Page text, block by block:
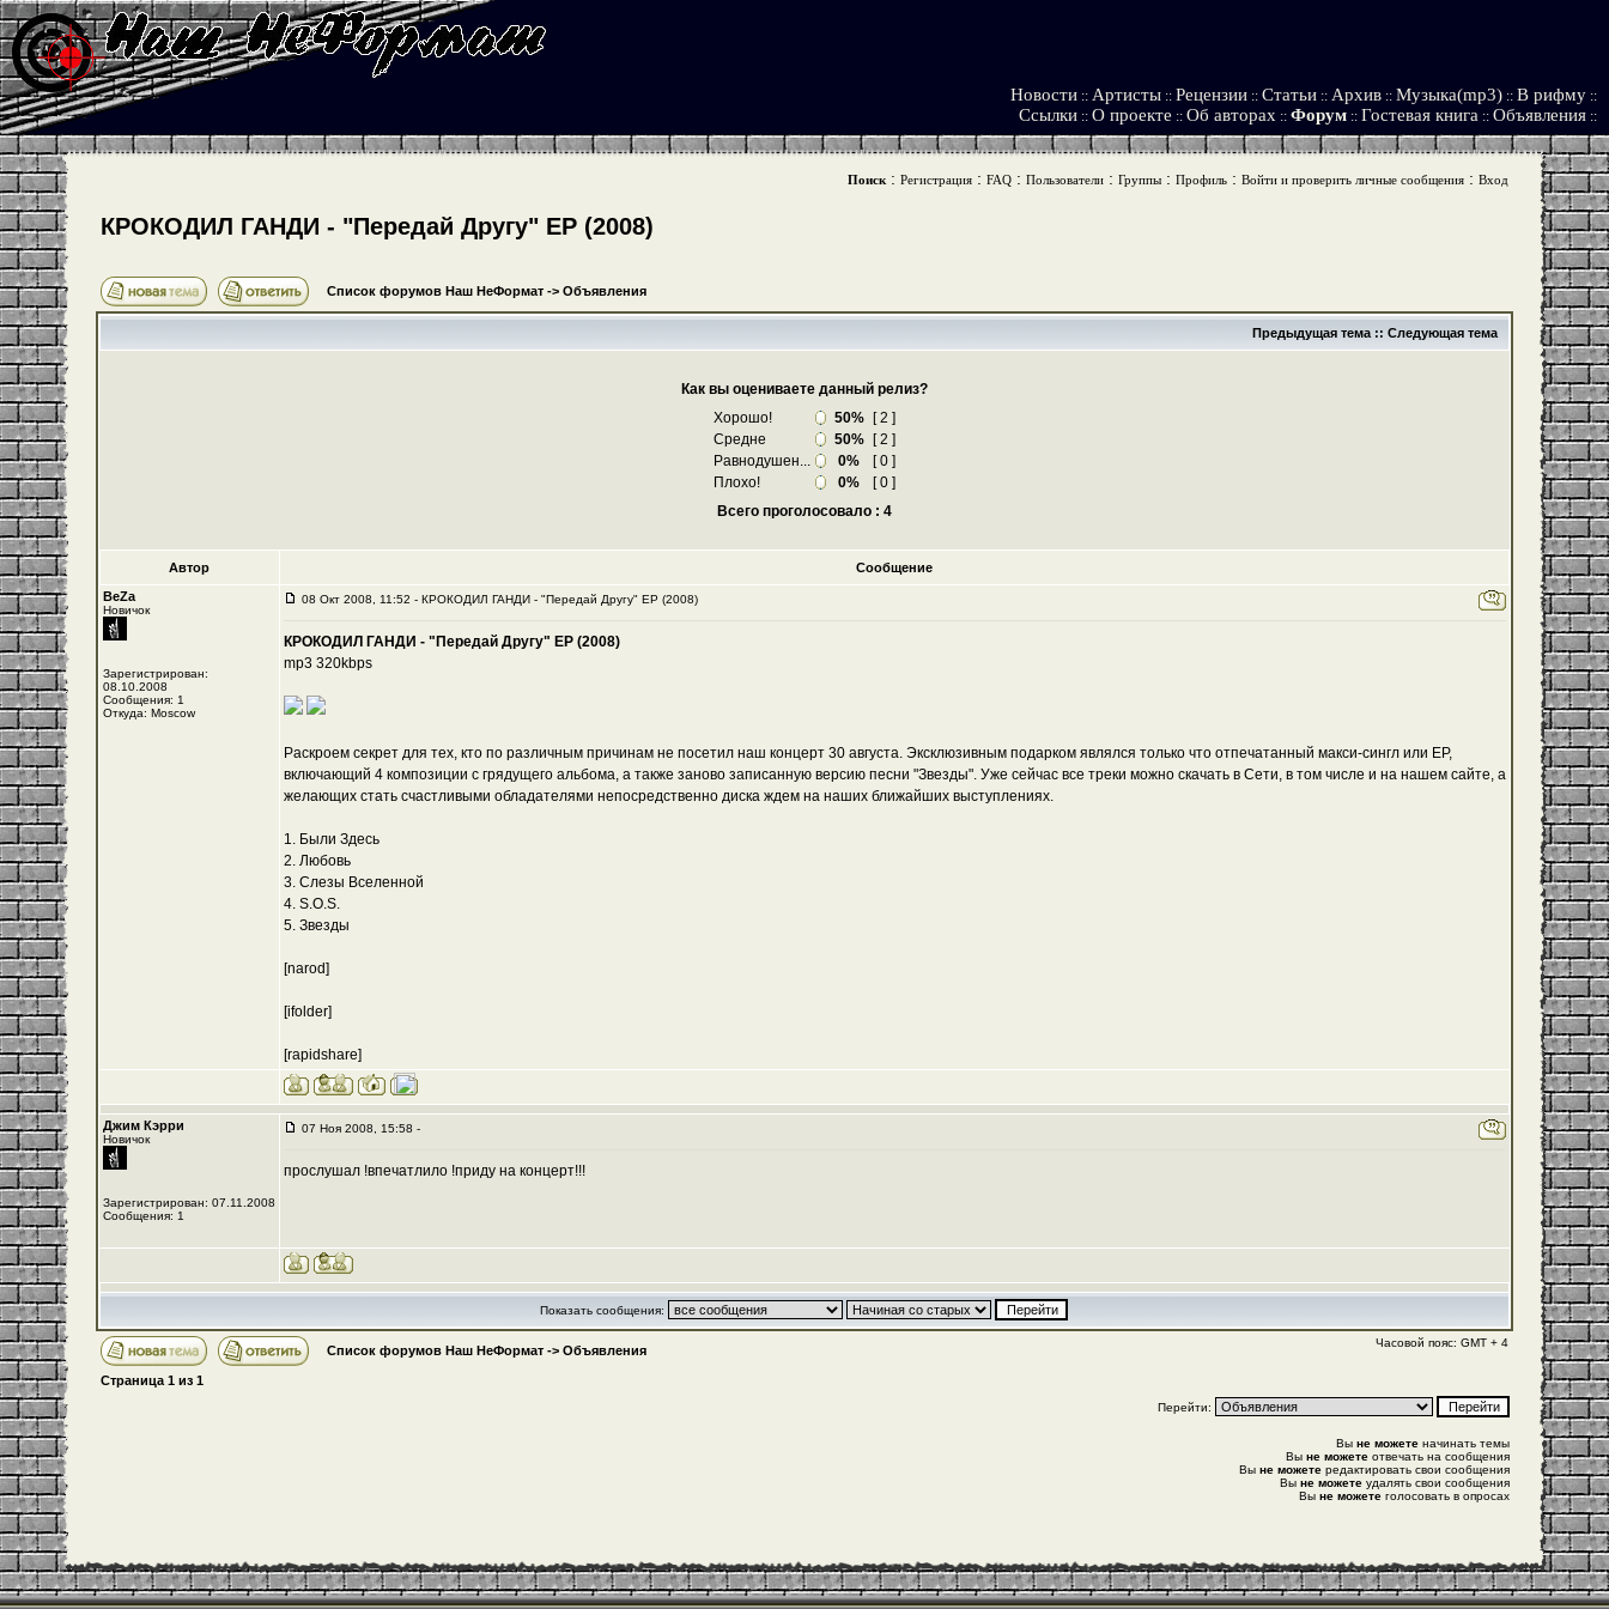
Новости :: Артисты :: Рецензии :: Статьи :: Архив :: Музыка(mp3) :: В рифму ::
Ссылки :: О проекте :: Об авторах :: Форум :: Гостевая книга :: Объявления ::
Поиск: Регистрация: FAQ: Пользователи: Группы: Профиль: Войти и проверить личные сообщения: Вход
КРОКОДИЛ ГАНДИ - "Передай Другу" ЕР (2008)
Список форумов Наш НеФормат-> Объявления
Предыдущая тема:: Следующая тема
Как вы оцениваете данный релиз?
Хорошо!
50%
[ 2 ]
Средне
50%
[ 2 ]
Равнодушен...
0%
[ 0 ]
Плохо!
0%
[ 0 ]
Всего проголосовало : 4
Автор
Сообщение
BeZa
Новичок
Зарегистрирован:
08.10.2008
Сообщения: 1
Откуда: Moscow
08 Окт 2008, 11:52 - КРОКОДИЛ ГАНДИ - "Передай Другу" ЕР (2008)
КРОКОДИЛ ГАНДИ - "Передай Другу" ЕР (2008)
mp3 320kbps
Раскроем секрет для тех, кто по различным причинам не посетил наш концерт 30 августа. Эксклюзивным подарком являлся только что отпечатанный макси-сингл или EP,
включающий 4 композиции с грядущего альбома, а также заново записанную версию песни "Звезды". Уже сейчас все треки можно скачать в Сети, в том числе и на нашем сайте, а
желающих стать счастливыми обладателями непосредственно диска ждем на наших ближайших выступлениях.
1. Были Здесь
2. Любовь
3. Слезы Вселенной
4. S.O.S.
5. Звезды
[narod]
[ifolder]
[rapidshare]
Джим Кэрри
Новичок
Зарегистрирован: 07.11.2008
Сообщения: 1
07 Ноя 2008, 15:58 -
прослушал !впечатлило !приду на концерт!!!
Показать сообщения:
Список форумов Наш НеФормат-> Объявления
Часовой пояс: GMT + 4
Страница 1из 1
Перейти:
Вы не можетеначинать темы
Вы не можетеотвечать на сообщения
Вы не можетередактировать свои сообщения
Вы не можетеудалять свои сообщения
Вы не можетеголосовать в опросах